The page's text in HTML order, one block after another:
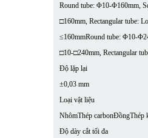
Round tube: Φ10-Φ160mm,
□160mm, Rectangular tube:
≤160mmRound tube: Φ10-
□10-□240mm, Rectangular
Độ lặp lại
±0,03 mm
Loại vật liệu
NhômThép carbonĐồngThép
Độ dày cắt tối đa